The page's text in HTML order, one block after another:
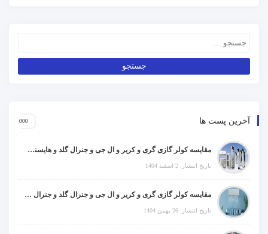
آخرین پست ها
مقایسه کولر گازی گری و کریر و ال جی و جنرال گلد و هایسنس و مدیا و اجنرال
تاریخ انتشار: 2 اسفند 1404
مقایسه کولر گازی گری و کریر و ال جی و جنرال گلد و جنرال شکار و سامسونگ و یونیوا
تاریخ انتشار: 26 بهمن 1404